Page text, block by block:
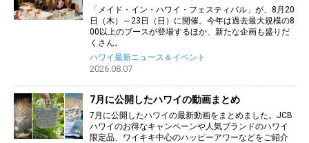
「メイド・イン・ハワイ・フェスティバル」が、8月20
日（木）～23日（日）に開催。今年は過去最大規模の8
00以上のブースが登場するほか、新たな企画も盛りだ
くさん。
ハワイ最新ニュース＆イベント
2026.08.07
7月に公開したハワイの動画まとめ
7月に公開したハワイの最新動画をまとめました。JCB
ハワイのお得なキャンペーンや人気ブランドのハワイ
限定品、ワイキキ中心のハッピーアワーなどをご紹介